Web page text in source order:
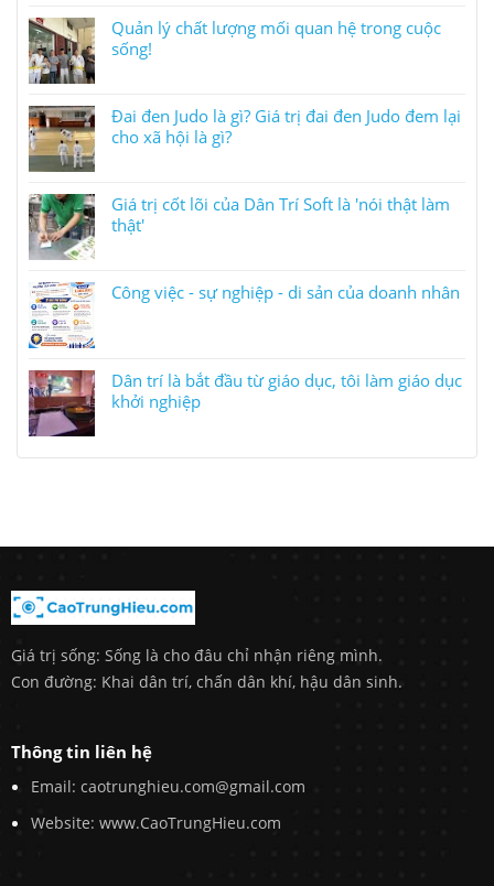
Quản lý chất lượng mối quan hệ trong cuộc
sống!
Đai đen Judo là gì? Giá trị đai đen Judo đem lại
cho xã hội là gì?
Giá trị cốt lõi của Dân Trí Soft là 'nói thật làm
thật'
Công việc - sự nghiệp - di sản của doanh nhân
Dân trí là bắt đầu từ giáo dục, tôi làm giáo dục
khởi nghiệp
Giá trị sống: Sống là cho đâu chỉ nhận riêng mình.
Con đường: Khai dân trí, chấn dân khí, hậu dân sinh.
Thông tin liên hệ
Email: caotrunghieu.com@gmail.com
Website: www.CaoTrungHieu.com